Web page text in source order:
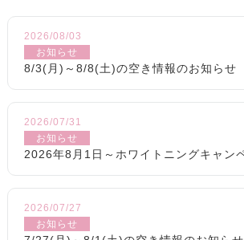
2026/08/03
お知らせ
8/3(月)～8/8(土)の空き情報のお知らせ
2026/07/31
お知らせ
2026/07/27
お知らせ